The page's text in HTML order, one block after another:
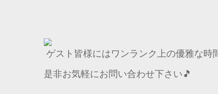
ゲスト皆様にはワンランク上の優雅な時
是非お気軽にお問い合わせ下さい🎵